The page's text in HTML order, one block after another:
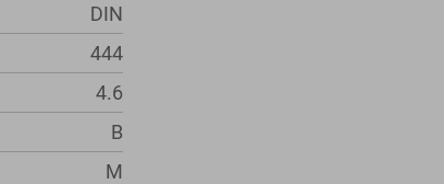
DIN
444
4.6
B
M